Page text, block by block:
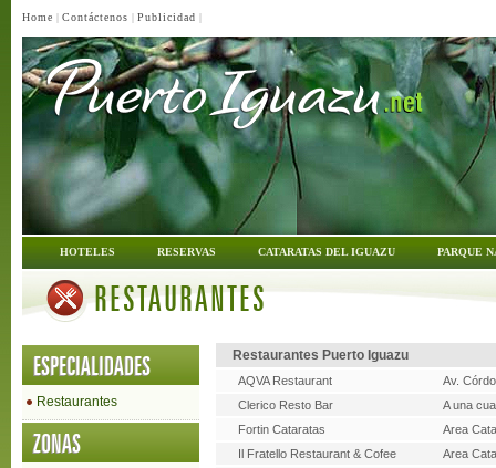
Home | Contáctenos | Publicidad |
HOTELES RESERVAS CATARATAS DEL IGUAZU PARQUE
RESTAURANTES
ESPECIALIDADES
Restaurantes
ZONAS
Restaurantes Puerto Iguazu
AQVA Restaurant
Av.
Clerico Resto Bar
A una
Fortin Cataratas
Area
Il Fratello Restaurant & Cofee
Area